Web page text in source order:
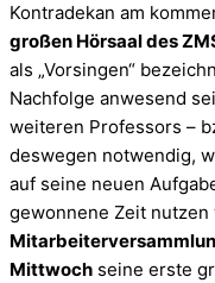
Kontradekan am
großen Hörsaal des
als „Vorsingen“
Nachfolge anwesend
weiteren Professors –
deswegen notwendig,
auf seine neuen
gewonnene Zeit
Mittwoch seine erste